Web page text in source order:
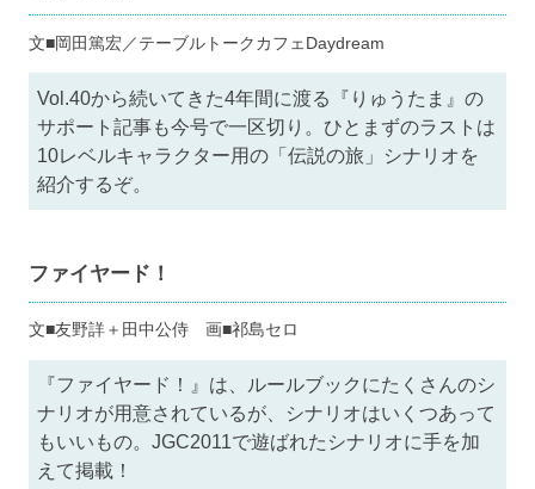
文■岡田篤宏／テーブルトークカフェDaydream
Vol.40から続いてきた4年間に渡る『りゅうたま』の
サポート記事も今号で一区切り。ひとまずのラストは
10レベルキャラクター用の「伝説の旅」シナリオを
紹介するぞ。
ファイヤード！
文■友野詳＋田中公侍 画■祁島セロ
『ファイヤード！』は、ルールブックにたくさんのシ
ナリオが用意されているが、シナリオはいくつあって
もいいもの。JGC2011で遊ばれたシナリオに手を加
えて掲載！